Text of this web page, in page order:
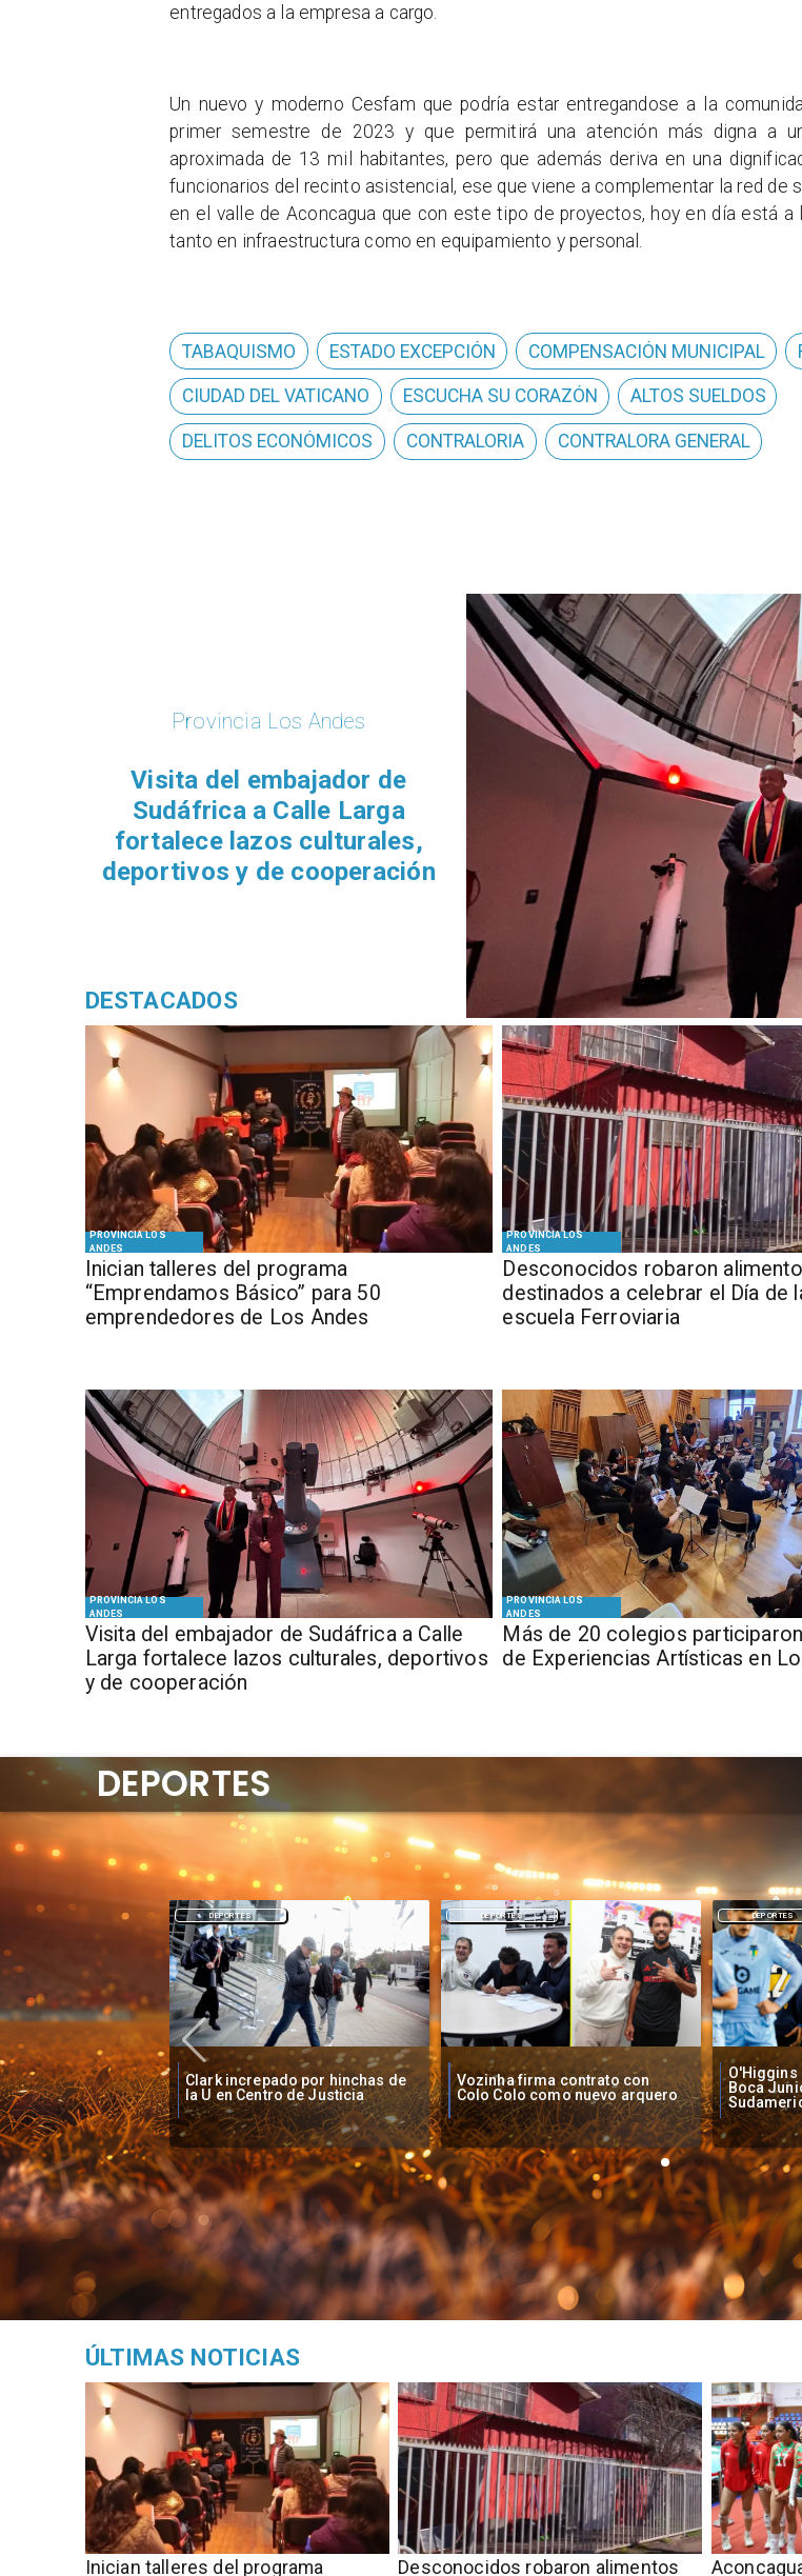
entregados a la empresa a cargo.
Un nuevo y moderno Cesfam que podría estar entregandose a la
primer semestre de 2023 y que permitirá una atención más digna a
aproximada de 13 mil habitantes, pero que además deriva en una
funcionarios del recinto asistencial, ese que viene a complementar la red de
en el valle de Aconcagua que con este tipo de proyectos, hoy en día está a
tanto en infraestructura como en equipamiento y personal.
TABAQUISMO ESTADO EXCEPCIÓN COMPENSACIÓN MUNICIPAL
CIUDAD DEL VATICANO ESCUCHA SU CORAZÓN ALTOS SUELDOS
DELITOS ECONÓMICOS CONTRALORIA CONTRALORA GENERAL
PROVINCIA LOS
ANDES
Inician talleres del programa
“Emprendamos Básico” para 50
emprendedores de Los Andes
PROVINCIA LOS
ANDES
Desconocidos robaron
destinados a celebrar el Día de
escuela Ferroviaria
PROVINCIA LOS
ANDES
​Visita del embajador de Sudáfrica a Calle
Larga fortalece lazos culturales, deportivos
y de cooperación
PROVINCIA LOS
ANDES
Más de 20 colegios
de Experiencias Artísticas en
Provincia Los Andes
​Visita del embajador de
Sudáfrica a Calle Larga
fortalece lazos culturales,
deportivos y de cooperación
DESTACADOS
por hinchas de
de Justicia
Vozinha firma contrato con
Colo Colo como nuevo arquero
DEPORTES
O'Higgins cae por penales ante
Boca Juniors en Copa
Sudamericana
DEPORTES
piden
Chile
NACIONAL
DEPORTES
ÚLTIMAS NOTICIAS
Inician talleres del programa Desconocidos robaron alimentos